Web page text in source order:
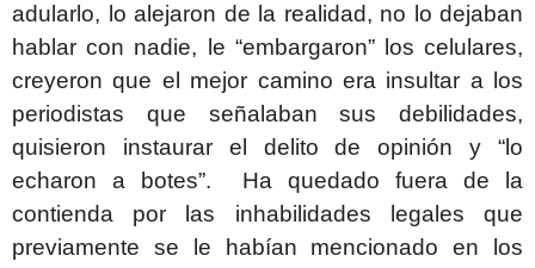
adularlo, lo alejaron de la realidad, no lo dejaban
hablar con nadie, le “embargaron” los celulares,
creyeron que el mejor camino era insultar a los
periodistas que señalaban sus debilidades,
quisieron instaurar el delito de opinión y “lo
echaron a botes”. Ha quedado fuera de la
contienda por las inhabilidades legales que
previamente se le habían mencionado en los